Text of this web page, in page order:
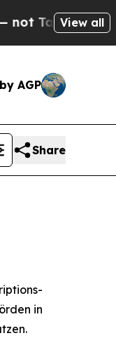
— the
View all
AGP
Share
in